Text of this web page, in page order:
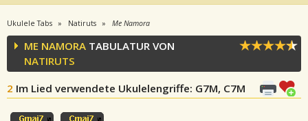
Ukulele Tabs Natiruts Me Namora
ME NAMORA TABULATUR VON
NATIRUTS
2 Im Lied verwendete Ukulelengriffe: G7M, C7M